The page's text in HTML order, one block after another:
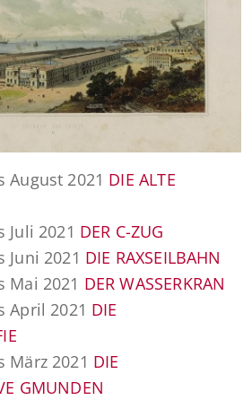
August 2021 DIE ALTE
Juli 2021 DER C-ZUG
Juni 2021 DIE RAXSEILBAHN
Mai 2021 DER WASSERKRAN
April 2021 DIE
März 2021 DIE
GMUNDEN